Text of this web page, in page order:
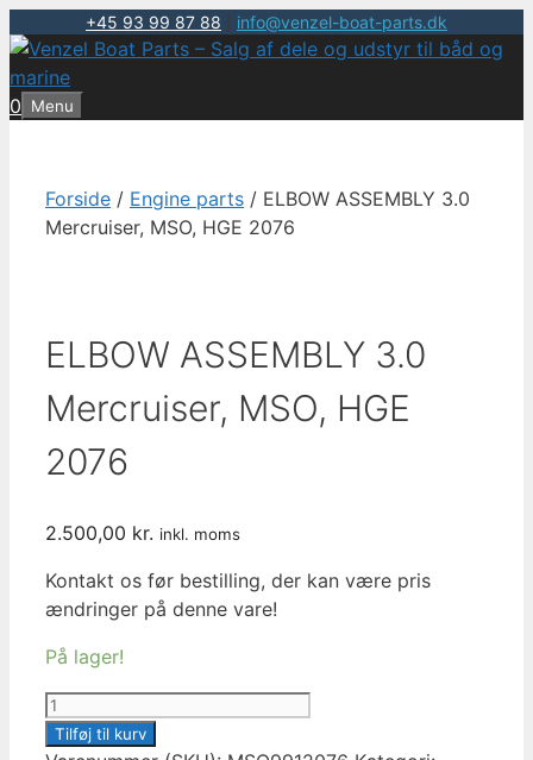
+45 93 99 87 88 info@venzel-boat-parts.dk
Hop
til
indhold
0 Menu
Forside / Engine parts / ELBOW ASSEMBLY 3.0
Mercruiser, MSO, HGE 2076
ELBOW ASSEMBLY 3.0
Mercruiser, MSO, HGE
2076
2.500,00 kr. inkl. moms
Kontakt os før bestilling, der kan være pris
ændringer på denne vare!
På lager!
ELBOW
ASSEMBLY
Tilføj til kurv